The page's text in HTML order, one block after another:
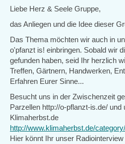
Liebe Herz & Seele Gruppe,
das Anliegen und die Idee dieser
Das Thema möchten wir auch in
o'pfanzt is! einbringen. Sobald wir
gefunden haben, seid Ihr herzlich
Treffen, Gärtnern, Handwerken,
Erfahren Eurer Sinne...
Besucht uns in der Zwischenzeit
Parzellen http://o-pflanzt-is.de/ und
Klimaherbst.de
http://www.klimaherbst.de/
Hier könnt Ihr unser Radiointerview